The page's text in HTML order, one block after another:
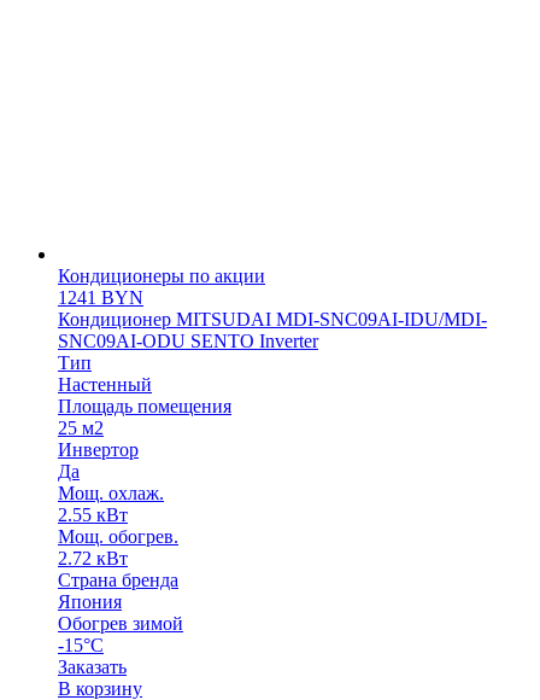
Кондиционеры по акции
1241 BYN
Кондиционер MITSUDAI MDI-SNC09AI-IDU/MDI-
SNC09AI-ODU SENTO Inverter
Тип
Настенный
Площадь помещения
25 м2
Инвертор
Да
Мощ. охлаж.
2.55 кВт
Мощ. обогрев.
2.72 кВт
Страна бренда
Япония
Обогрев зимой
-15°С
Заказать
В корзину